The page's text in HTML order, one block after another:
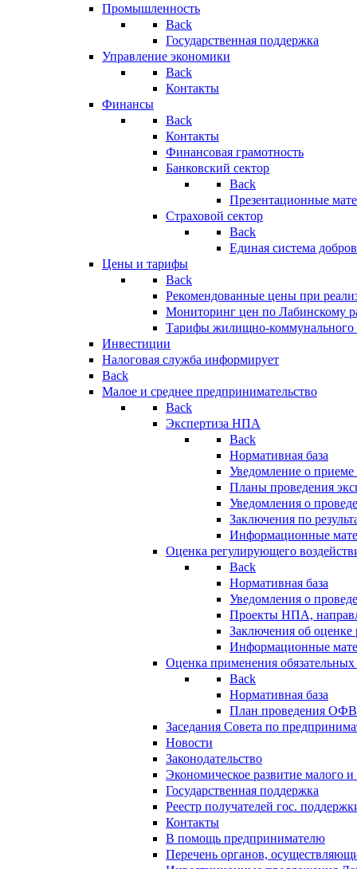
Промышленность
Back
Государственная поддержка
Управление экономики
Back
Контакты
Финансы
Back
Контакты
Финансовая грамотность
Банковский сектор
Back
Презентационные
Страховой сектор
Back
Единая система
Цены и тарифы
Back
Рекомендованные цены при
Мониторинг цен по Лабинскому
Тарифы жилищно-коммунального
Инвестиции
Налоговая служба информирует
Back
Малое и среднее предпринимательство
Back
Экспертиза НПА
Back
Нормативная база
Уведомление о
Планы проведения
Уведомления о
Заключения по
Информационные
Оценка регулирующего
Back
Нормативная база
Уведомления о
Проекты НПА,
Заключения об
Информационные
Оценка применения
Back
Нормативная база
План проведения
Заседания Совета по
Новости
Законодательство
Экономическое развитие малого и
Государственная поддержка
Реестр получателей гос.
Контакты
В помощь предпринимателю
Перечень органов,